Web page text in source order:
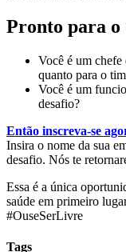
Pronto para o
Você é um chefe
quanto para o
Você é um
desafio?
Então inscreva-se
Insira o nome da sua
desafio. Nós te
Essa é a única
saúde em primeiro
#OuseSerLivre
Tags